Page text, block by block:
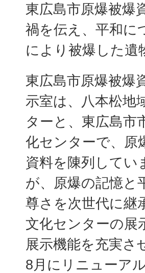
東広島市原爆被爆
禍を伝え、平和に
により被爆した遺
東広島市原爆被爆
示室は、八本松地
ターと、東広島市
化センターで、原
資料を陳列してい
が、原爆の記憶と
尊さを次世代に継
文化センターの展
展示機能を充実さ
8月にリニューア